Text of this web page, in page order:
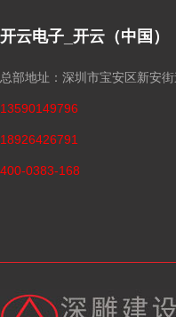
开云电子_开云（中国）
总部地址：深圳市宝安区新安
13590149796
18926426791
400-0383-168